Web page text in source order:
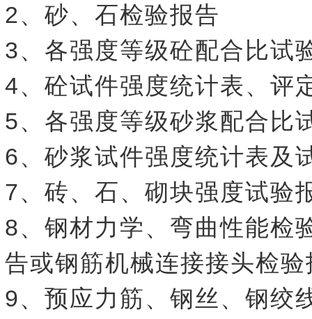
2、砂、石检验报告
3、各强度等级砼配合比试
4、砼试件强度统计表、评
5、各强度等级砂浆配合比
6、砂浆试件强度统计表及
7、砖、石、砌块强度试验
8、钢材力学、弯曲性能检
告或钢筋机械连接接头检验
9、预应力筋、钢丝、钢绞